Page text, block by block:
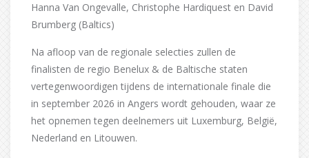
Hanna Van Ongevalle, Christophe Hardiquest en David
Brumberg (Baltics)
Na afloop van de regionale selecties zullen de
finalisten de regio Benelux & de Baltische staten
vertegenwoordigen tijdens de internationale finale die
in september 2026 in Angers wordt gehouden, waar ze
het opnemen tegen deelnemers uit Luxemburg, België,
Nederland en Litouwen.